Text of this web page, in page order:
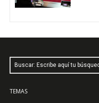
Buscar: Escribe aquí tu
TEMAS